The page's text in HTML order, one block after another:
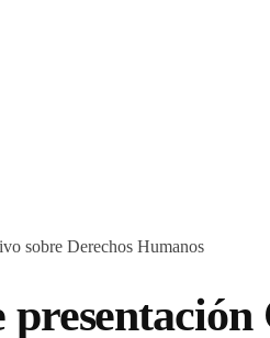
sobre Derechos Humanos